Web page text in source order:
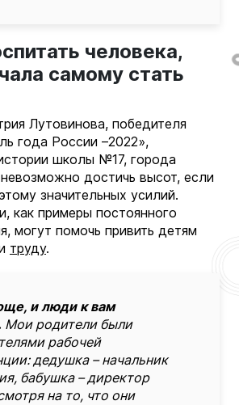
человека,
самому стать
Лутовинова, победителя
года России –2022»,
школы №17, города
достичь высот, если
значительных усилий.
как примеры постоянного
могут помочь привить детям
труду.
и люди к вам
Мои родители были
рабочей
дедушка – начальник
бабушка – директор
на то, что они